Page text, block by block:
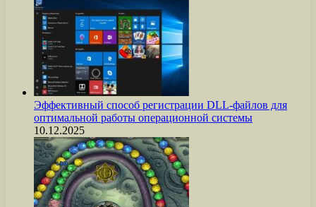
Эффективный способ регистрации DLL-файлов для
оптимальной работы операционной системы
10.12.2025